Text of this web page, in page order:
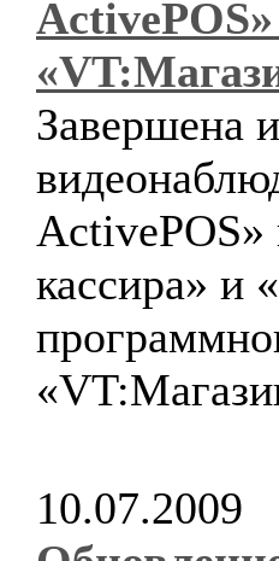
Завершена
кассира» и
10.07.2009